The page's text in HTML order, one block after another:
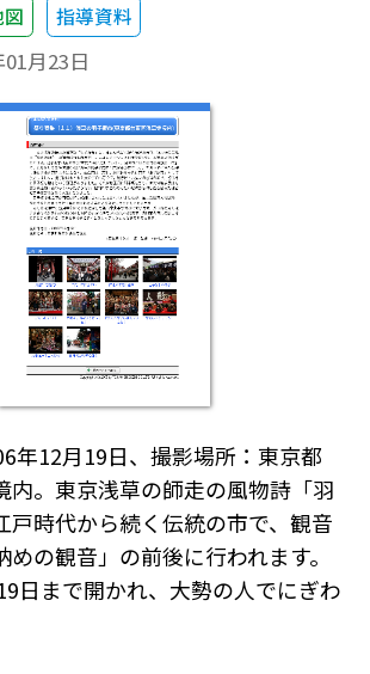
指導資料
月23日
年12月19日、撮影場所：東京都
内。東京浅草の師走の風物詩「羽
戸時代から続く伝統の市で、観音
の観音」の前後に行われます。
日まで開かれ、大勢の人でにぎわ